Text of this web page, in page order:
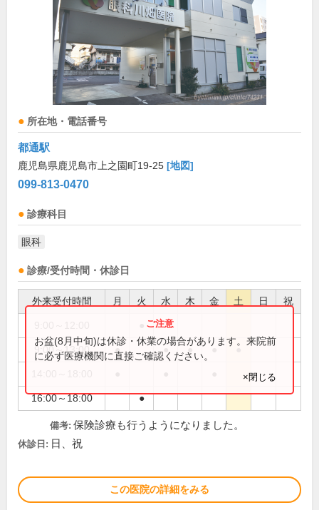
所在地・電話番号
都通駅
鹿児島県鹿児島市上之園町19-25 [地図]
099-813-0470
診療科目
眼科
診療/受付時間・休診日
外来受付時間 月 火 水 木 金 土 日 祝
9:00～13:00 ● ● ● ● ●
16:00～18:00 ●
お盆(8月中旬)は休診・休業の場合があります。来院前
に必ず医療機関に直接ご確認ください。
×閉じる
備考: 保険診療も行うようになりました。
休診日: 日、祝
この医院の詳細をみる